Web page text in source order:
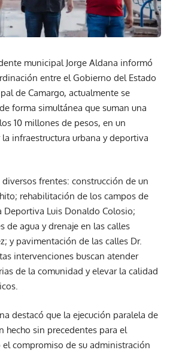
municipal Jorge Aldana informó
entre el Gobierno del Estado
de Camargo, actualmente se
forma simultánea que suman una
10 millones de pesos, en un
infraestructura urbana y deportiva
diversos frentes: construcción de un
rehabilitación de los campos de
Luis Donaldo Colosio;
de agua y drenaje en las calles
y pavimentación de las calles Dr.
intervenciones buscan atender
de la comunidad y elevar la calidad
destacó que la ejecución paralela de
hecho sin precedentes para el
compromiso de su administración